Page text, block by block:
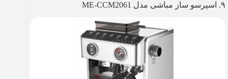
۹. اسپرسو ساز مباشی مدل ME-CCM2061